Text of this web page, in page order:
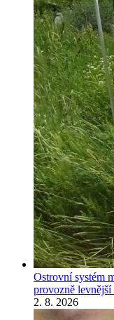
Ostrovní systém
provozně
2. 8. 2026